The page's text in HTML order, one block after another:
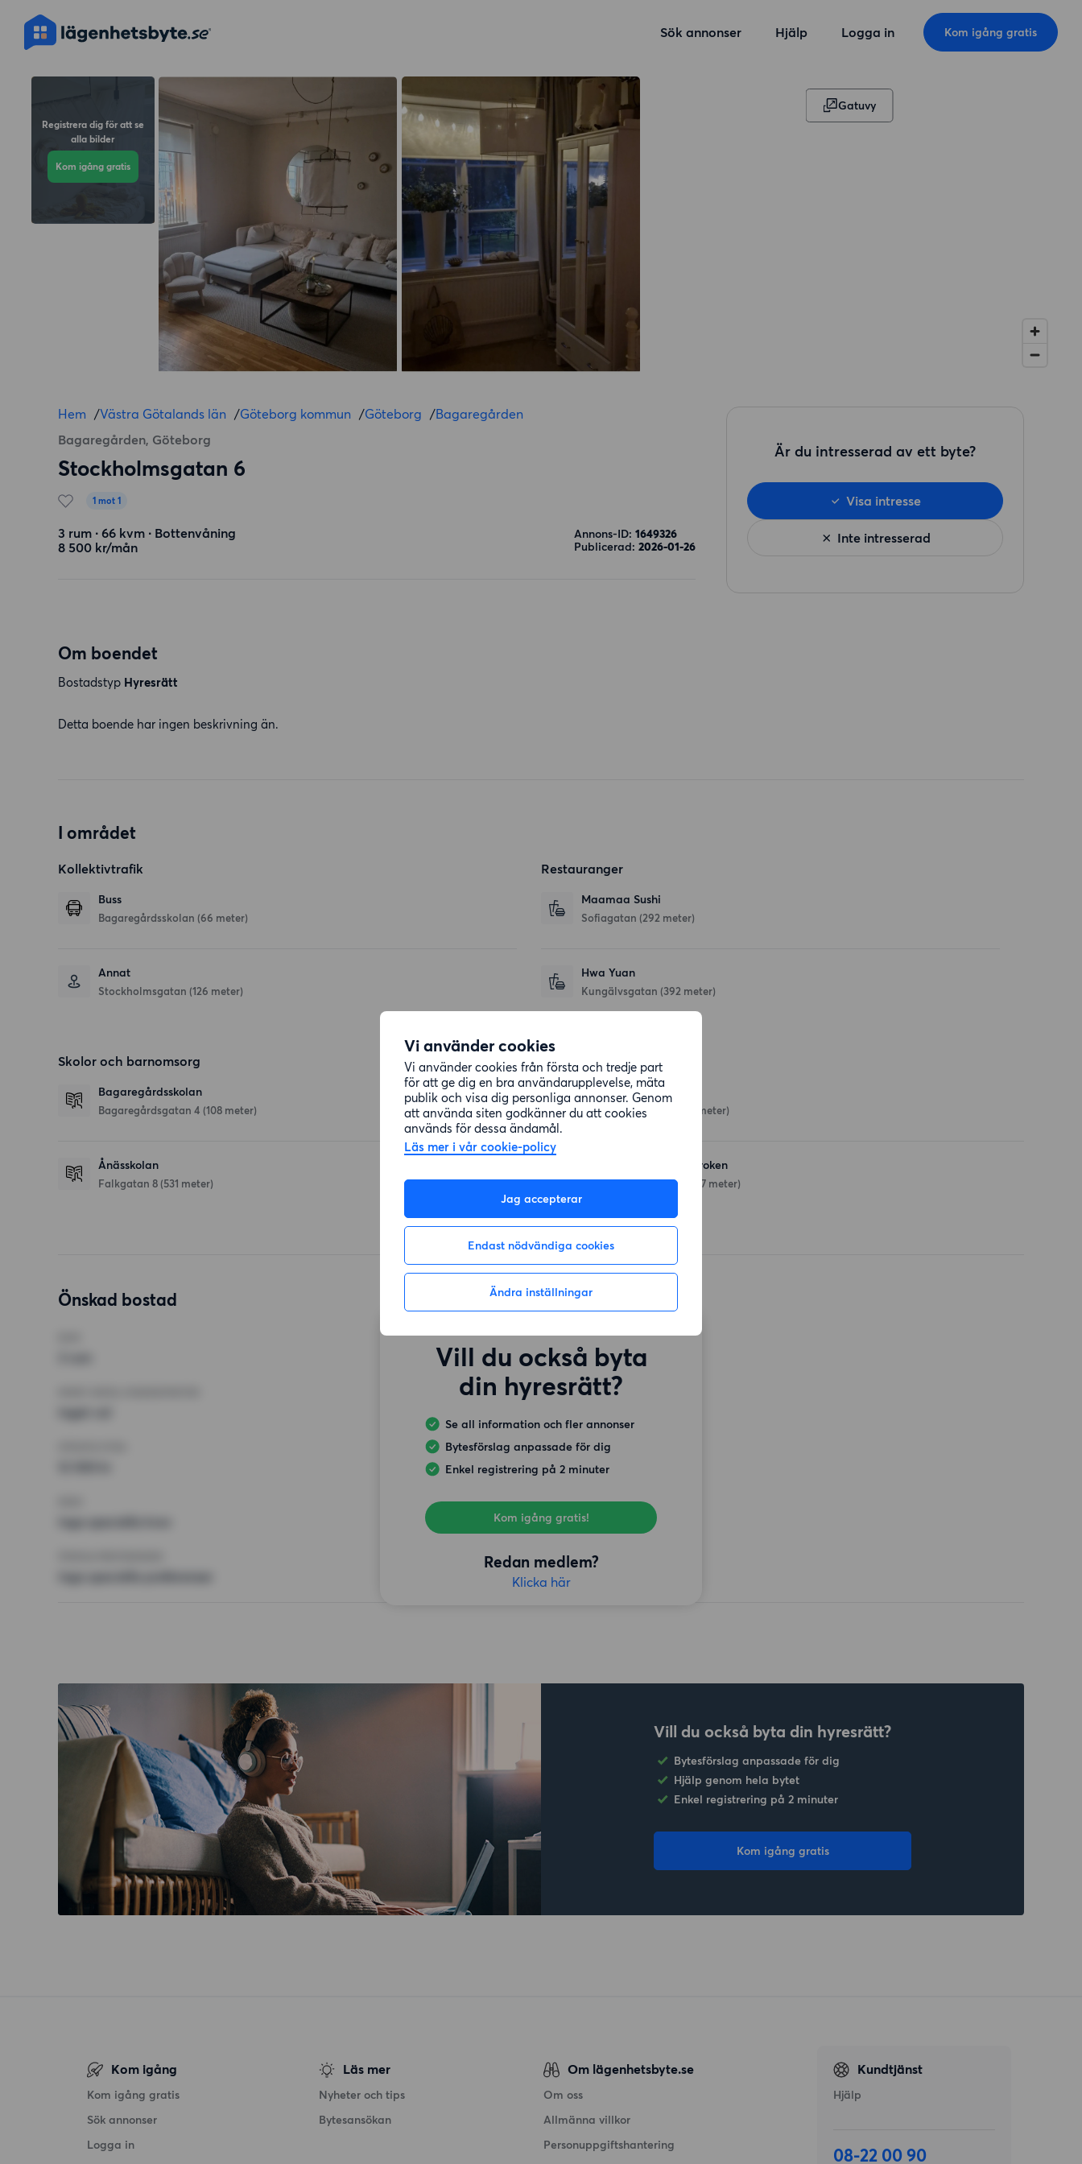
Vi använder cookies
Vi använder cookies från första och tredje part
för att ge dig en bra användarupplevelse, mäta
publik och visa dig personliga annonser. Genom
att använda siten godkänner du att cookies
används för dessa ändamål.
Läs mer i vår cookie-policy
Jag accepterar
Endast nödvändiga cookies
Ändra inställningar
Sök annonser Hjälp Logga in Kom igång gratis
Registrera dig för att se
alla bilder
Kom igång gratis
Gatuvy
Hem /Västra Götalands län /Göteborg kommun /Göteborg /Bagaregården
Bagaregården, Göteborg
Stockholmsgatan 6
1 mot 1
3 rum ∙ 66 kvm ∙ Bottenvåning
8 500 kr/mån
Annons-ID: 1649326
Publicerad: 2026-01-26
Om boendet
Bostadstyp Hyresrätt
Detta boende har ingen beskrivning än.
Är du intresserad av ett byte?
Inte intresserad
Visa intresse
I området
Kollektivtrafik
Buss
Bagaregårdsskolan (66 meter)
Annat
Stockholmsgatan (126 meter)
Restauranger
Maamaa Sushi
Sofiagatan (292 meter)
Hwa Yuan
Kungälvsgatan (392 meter)
Skolor och barnomsorg
Bagaregårdsskolan
Bagaregårdsgatan 4 (108 meter)
Ånässkolan
Falkgatan 8 (531 meter)
Affärer
Lidl
Redbergsvägen 42 (576 meter)
ICA Supermarket Olskroken
Redbergsvägen 14-16 (737 meter)
Önskad bostad
Vill du också byta
din hyresrätt?
Se all information och fler annonser
Bytesförslag anpassade för dig
Enkel registrering på 2 minuter
Kom igång gratis!
Redan medlem?
Klicka här
Vill du också byta din hyresrätt?
Bytesförslag anpassade för dig
Hjälp genom hela bytet
Enkel registrering på 2 minuter
Kom igång gratis
Kom igång
Kom igång gratis
Sök annonser
Logga in
Läs mer
Nyheter och tips
Bytesansökan
Om lägenhetsbyte.se
Om oss
Allmänna villkor
Personuppgiftshantering
Kundtjänst
Hjälp
08-22 00 90